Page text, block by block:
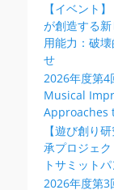
【イベント
が創造する
用能力：破
せ
2026年度第
Musical
Approaches
【遊び創り
承プロジェ
トサミット
2026年度第